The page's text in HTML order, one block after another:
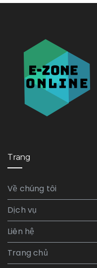
Trang
Về chúng tôi
Dịch vụ
Liên hệ
Trang chủ